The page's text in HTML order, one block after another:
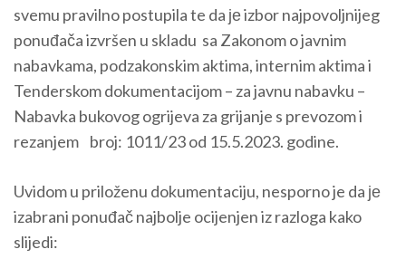
svemu pravilno postupila te da је izbor najpovoljnijeg
ponuđača izvršen u skladu sa Zakonom o javnim
nabavkama, podzakonskim aktima, internim aktima i
Tenderskom dokumentacijom – za javnu nabavku –
Nabavka bukovog ogrijeva za grijanje s prevozom i
rezanjem broj: 1011/23 od 15.5.2023. godine.
Uvidom u priloženu dokumentaciju, nesporno je da је
izabrani ponuđač najbolje ocijenjen iz razloga kako
slijedi: